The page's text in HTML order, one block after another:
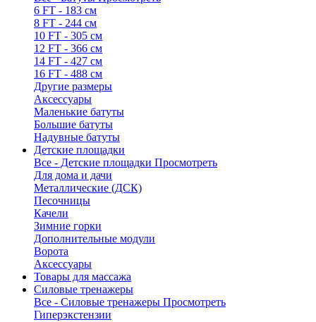
6 FT - 183 см
8 FT - 244 см
10 FT - 305 см
12 FT - 366 см
14 FT - 427 см
16 FT - 488 см
Другие размеры
Аксессуары
Маленькие батуты
Большие батуты
Надувные батуты
Детские площадки
Все - Детские площадки Просмотреть
Для дома и дачи
Металлические (ДСК)
Песочницы
Качели
Зимние горки
Дополнительные модули
Ворота
Аксессуары
Товары для массажа
Силовые тренажеры
Все - Силовые тренажеры Просмотреть
Гиперэкстензии